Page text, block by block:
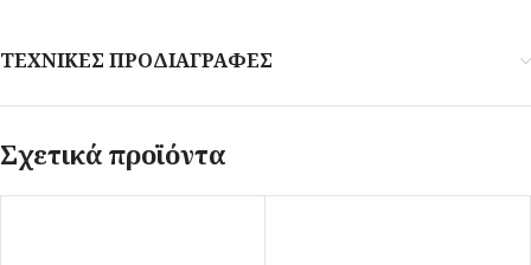
ΤΕΧΝΙΚΕΣ ΠΡΟΔΙΑΓΡΑΦΕΣ
Σχετικά προϊόντα